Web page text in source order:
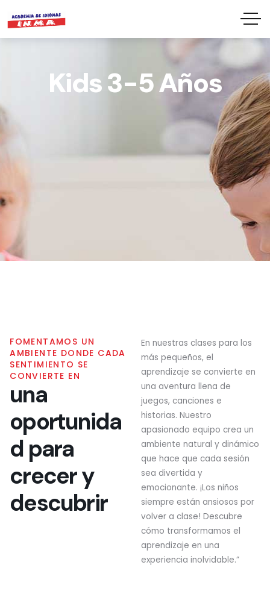
Kids 3-5 Años
FOMENTAMOS UN
AMBIENTE DONDE CADA
SENTIMIENTO SE
CONVIERTE EN
una
oportunida
d para
crecer y
descubrir
En nuestras clases para los
más pequeños, el
aprendizaje se convierte en
una aventura llena de
juegos, canciones e
historias. Nuestro
apasionado equipo crea un
ambiente natural y dinámico
que hace que cada sesión
sea divertida y
emocionante. ¡Los niños
siempre están ansiosos por
volver a clase! Descubre
cómo transformamos el
aprendizaje en una
experiencia inolvidable.”